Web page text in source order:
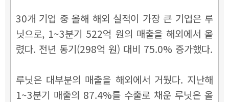
30개 기업 중 올해 해외 실적이 가장 큰 기업은 루
닛으로, 1~3분기 522억 원의 매출을 해외에서 올
렸다. 전년 동기(298억 원) 대비 75.0% 증가했다.
루닛은 대부분의 매출을 해외에서 거뒀다. 지난해
1~3분기 매출의 87.4%를 수출로 채운 루닛은 올